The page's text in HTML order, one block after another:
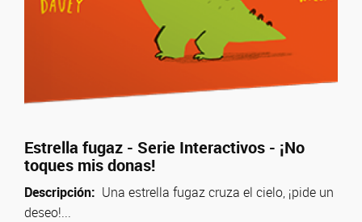
Estrella fugaz - Serie Interactivos - ¡No
toques mis donas!
Descripción: Una estrella fugaz cruza el cielo, ¡pide un
deseo!...